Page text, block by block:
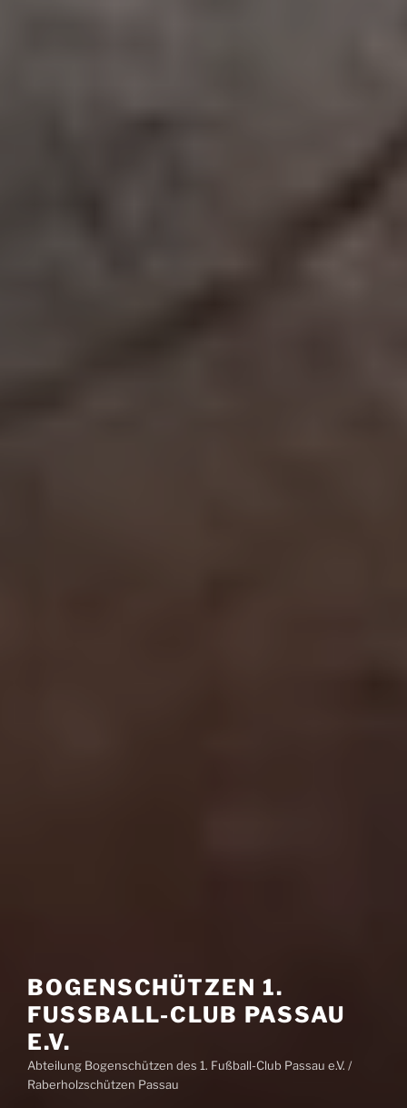
BOGENSCHÜTZEN 1.
FUSSBALL-CLUB PASSAU E
.V.
Abteilung Bogenschützen des 1. Fußball-Club Passau e.V. /
Raberholzschützen Passau